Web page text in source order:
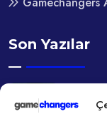
Son Yazılar